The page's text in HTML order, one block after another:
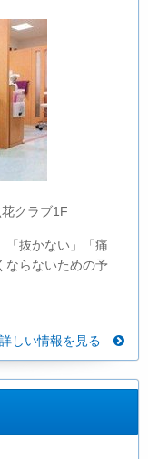
クラブ1F
「抜かない」「痛
ならないための予
詳しい情報を見る